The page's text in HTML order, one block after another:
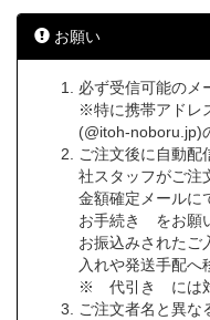
お願い
必ず受信可能のメ
※特に携帯アドレ
(@itoh-noboru.jp)
ご注文後に自動配
社スタッフがご注
金額確定メール
お手続き をお願
お振込みされたご
入れや発送手配へ
※ 代引き には対
ご注文者名と異な